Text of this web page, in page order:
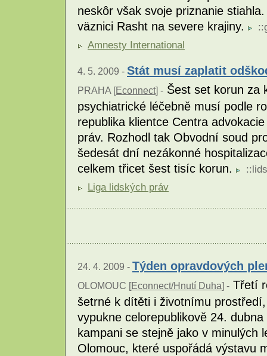
neskôr však svoje priznanie
väznici Rasht na severe krajiny.
::
Amnesty International
4. 5. 2009 - Stát musí zaplatit
PRAHA [Econnect] - Šest set korun za
psychiatrické léčebně musí podle
republika klientce Centra
práv. Rozhodl tak Obvodní soud
šedesát dní nezákonné
celkem třicet šest tisíc korun.
::
Liga lidských práv
24. 4. 2009 - Týden opravdových
OLOMOUC [Econnect/Hnutí Duha] - Třetí
šetrné k dítěti i životnímu
vypukne celorepublikově 24.
kampani se stejně jako v minulých
Olomouc, které uspořádá výstavu